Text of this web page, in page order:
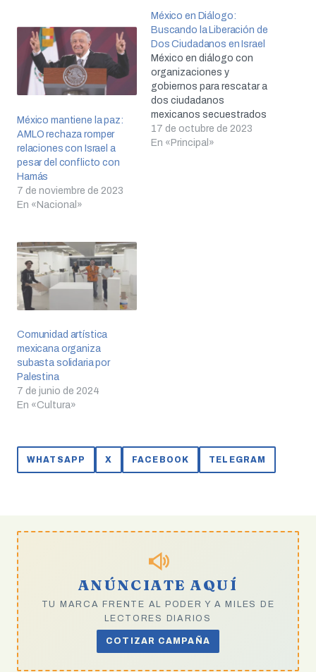
México mantiene la paz:
AMLO rechaza romper
relaciones con Israel a
pesar del conflicto con
Hamás
7 de noviembre de 2023
En «Nacional»
México en Diálogo:
Buscando la Liberación de
Dos Ciudadanos en Israel
México en diálogo con
organizaciones y
gobiernos para rescatar a
dos ciudadanos
mexicanos secuestrados
en Israel.
17 de octubre de 2023
En «Principal»
Comunidad artística
mexicana organiza
subasta solidaria por
Palestina
7 de junio de 2024
En «Cultura»
WHATSAPP X FACEBOOK TELEGRAM
ANÚNCIATE AQUÍ
TU MARCA FRENTE AL PODER Y A MILES DE
LECTORES DIARIOS
COTIZAR CAMPAÑA